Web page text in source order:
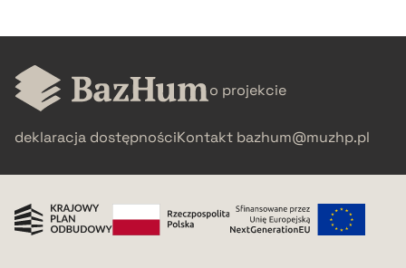
o projekcie
deklaracja dostępnościKontakt bazhum@muzhp.pl